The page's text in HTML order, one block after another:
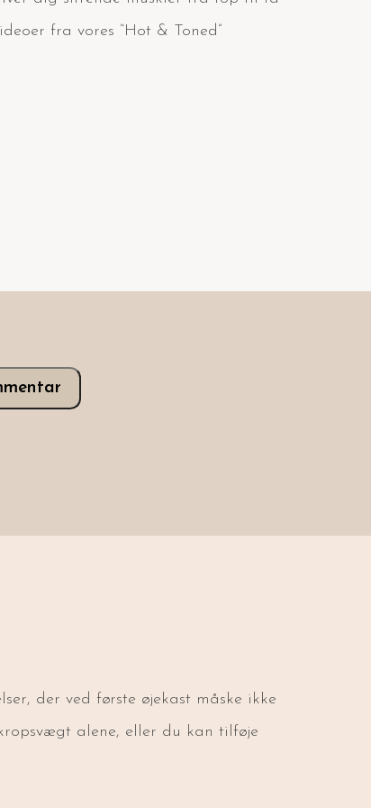
fra vores “Hot & Toned”
der ved første øjekast måske ikke
alene, eller du kan tilføje